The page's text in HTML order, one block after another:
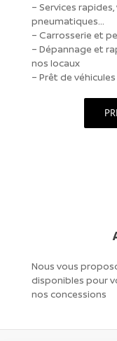
– Services
pneumatiques…
– Carrosserie et
– Dépannage et
nos locaux
– Prêt de véhicules
Nous vous
disponibles pour
nos concessions